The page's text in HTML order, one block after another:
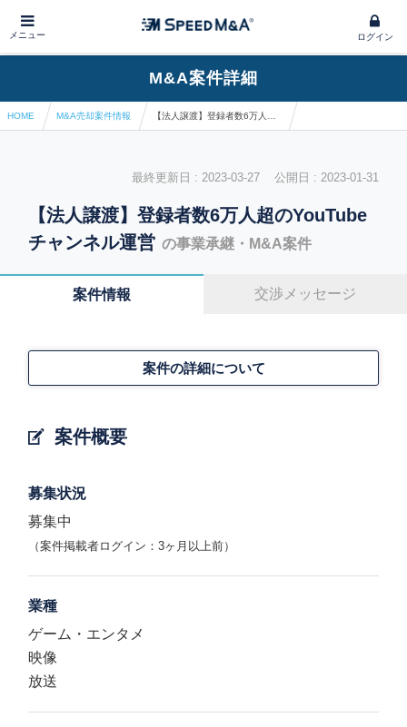
メニュー ログイン
M&A案件詳細
HOME M&A売却案件情報
最終更新日 : 2023-03-27 公開日 : 2023-01-31
【法人譲渡】登録者数6万人超のYouTube
チャンネル運営 の事業承継・M&A案件
案件情報 交渉メッセージ
案件概要
案件の詳細について
募集状況
募集中
（案件掲載者ログイン：3ヶ月以上前）
業種
ゲーム・エンタメ
映像
放送